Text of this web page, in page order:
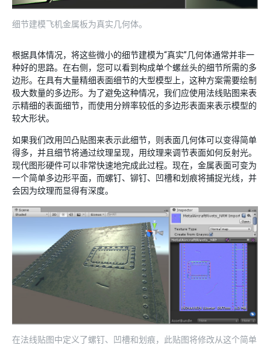
细节建模飞机金属板为真实几何体。
根据具体情况，将这些微小的细节建模为“真实”几何体通常并非一
种好的思路。在右侧，您可以看到构成单个螺丝头的细节所需的多
边形。在具有大量精细表面细节的大型模型上，这种方案需要绘制
极大数量的多边形。为了避免这种情况，我们应使用法线贴图来表
示精细的表面细节，而使用分辨率较低的多边形表面来表示模型的
较大形状。
如果我们改用凹凸贴图来表示此细节，则表面几何体可以变得简单
得多，并且细节将通过纹理呈现，用纹理来调节表面如何反射光。
现代图形硬件可以非常快速地完成此过程。现在，金属表面可变为
一个简单多边形平面，而螺钉、铆钉、凹槽和划痕将捕捉光线，并
会因为纹理而显得有深度。
在法线贴图中定义了螺钉、凹槽和划痕，此贴图将修改从这个简单